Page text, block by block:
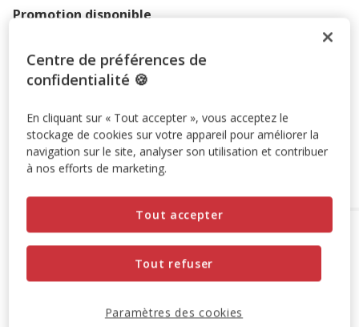
Promotion disponible
-10% sur votre première commande* avec votre Carte
Animalis. Offre non cumulable aux autres promotions en
cours.
Voir conditions
Code:
Ajouter au panier
Options de livraison Détails livraison
Retrait en magasin
OFFERT
Livraison dans 72h offert dès 69€ d'achat
Centre de préférences de
confidentialité 🍪
En cliquant sur « Tout accepter », vous acceptez le
stockage de cookies sur votre appareil pour améliorer la
navigation sur le site, analyser son utilisation et contribuer
à nos efforts de marketing.
Tout refuser
Tout accepter
Paramètres des cookies